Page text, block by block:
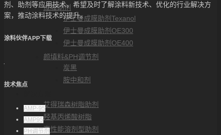
成膜助剂
伊士曼成膜助剂Texanol
伊士曼成膜助剂OE300
伊士曼成膜助剂OE400
颜填料&PH调节剂
炭黑
胺中和剂
艾得瑞森树脂助剂
羟基丙烯酸树脂
高性能溶剂型助剂
剂、助剂等应用技术，希望及时了解涂料新技术、优化的行业解决方
案，推动涂料技术的提升。
涂料伙伴APP下载
技术焦点
AMP-95
AMP95
PH调节剂